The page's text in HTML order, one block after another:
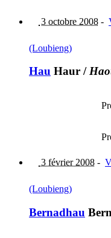
3 octobre 2008 -
(Loubieng)
Hau Haur /
3 février 2008 -
(Loubieng)
Bernadhau